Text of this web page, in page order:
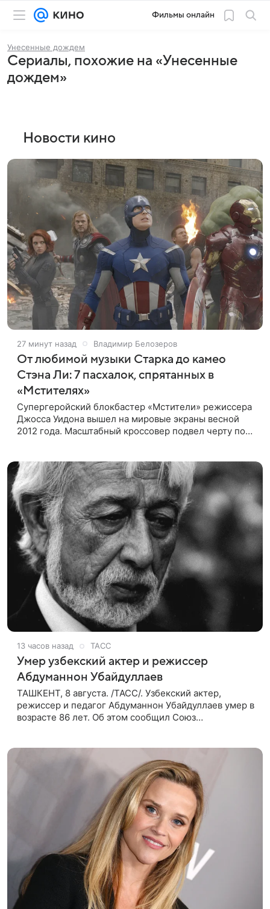
Фильмы онлайн
Унесенные дождем
Сериалы, похожие на «Унесенные
дождем»
Новости кино
27 минут назад Владимир Белозеров
От любимой музыки Старка до камео
Стэна Ли: 7 пасхалок, спрятанных в
«Мстителях»
Супергеройский блокбастер «Мстители» режиссера
Джосса Уидона вышел на мировые экраны весной
2012 года. Масштабный кроссовер подвел черту под
13 часов назад ТАСС
Умер узбекский актер и режиссер
Абдуманнон Убайдуллаев
ТАШКЕНТ, 8 августа. /ТАСС/. Узбекский актер,
режиссер и педагог Абдуманнон Убайдуллаев умер в
возрасте 86 лет. Об этом сообщил Союз